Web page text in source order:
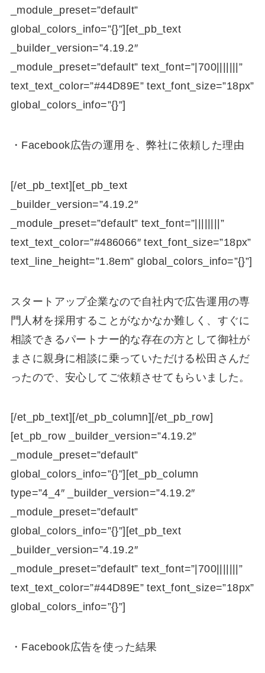
_module_preset=”default”
global_colors_info=”{}”][et_pb_text
_builder_version=”4.19.2″
_module_preset=”default” text_font=”|700|||||||”
text_text_color=”#44D89E” text_font_size=”18px”
global_colors_info=”{}”]
・Facebook広告の運用を、弊社に依頼した理由
[/et_pb_text][et_pb_text
_builder_version=”4.19.2″
_module_preset=”default” text_font=”||||||||”
text_text_color=”#486066″ text_font_size=”18px”
text_line_height=”1.8em” global_colors_info=”{}”]
スタートアップ企業なので自社内で広告運用の専
門人材を採用することがなかなか難しく、すぐに
相談できるパートナー的な存在の方として御社が
まさに親身に相談に乗っていただける松田さんだ
ったので、安心してご依頼させてもらいました。
[/et_pb_text][/et_pb_column][/et_pb_row]
[et_pb_row _builder_version=”4.19.2″
_module_preset=”default”
global_colors_info=”{}”][et_pb_column
type=”4_4″ _builder_version=”4.19.2″
_module_preset=”default”
global_colors_info=”{}”][et_pb_text
_builder_version=”4.19.2″
_module_preset=”default” text_font=”|700|||||||”
text_text_color=”#44D89E” text_font_size=”18px”
global_colors_info=”{}”]
・Facebook広告を使った結果